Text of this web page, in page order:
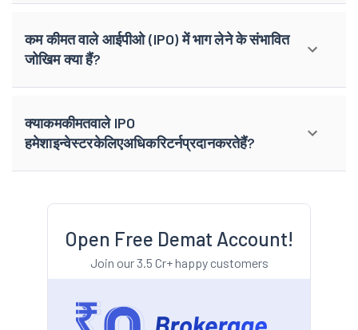
कम कीमत वाले आईपीओ (IPO) में भाग लेने के संभावित
जोखिम क्या हैं?
क्याकमकीमतवाले IPO
हमेशाइन्वेस्टरकेलिएअधिकरिटर्नप्रदानकरतेहैं?
Open Free Demat Account!
Join our 3.5 Cr+ happy customers